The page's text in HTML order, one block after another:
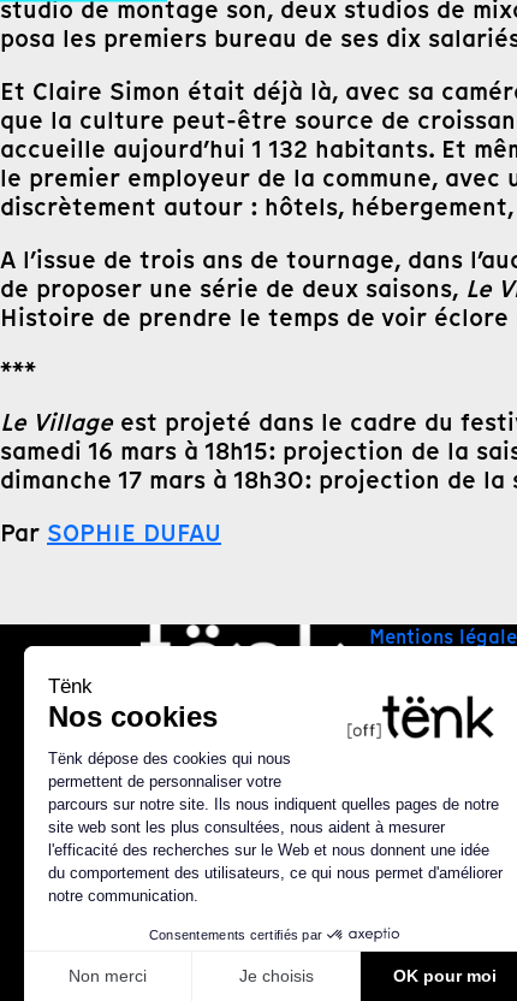
studio de montage son, deux studios de
posa les premiers bureau de ses dix
Et Claire Simon était déjà là, avec sa
que la culture peut-être source de
accueille aujourd’hui 1 132 habitants. Et
le premier employeur de la commune,
discrètement autour : hôtels,
A l’issue de trois ans de tournage, dans
de proposer une série de deux saisons, Le
Histoire de prendre le temps de voir éclore
***
Le Villageest projeté dans le cadre du
samedi 16 mars à 18h15: projection de la
dimanche 17 mars à 18h30: projection de la
Par SOPHIE DUFAU
Mentions
Nous